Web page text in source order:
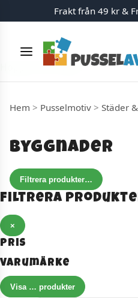
Hoppa till innehåll
Frakt från 49 kr &
Meny
Hem > Pusselmotiv > Städer
Byggnader
Filtrera produkter…
Filtrera
×
Pris
Varumärke
Visa … produkter